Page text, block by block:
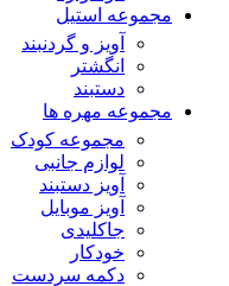
مجموعه استیل
آویز و گردنبند
انگشتر
دستبند
مجموعه مهره ها
مجموعه کودک
لوازم جانبی
آویز دستبند
آویز موبایل
جاکلیدی
خودکار
دکمه سردست